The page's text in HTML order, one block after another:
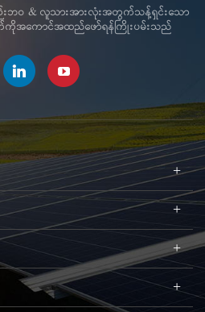
းဘဝ & လူသားအားလုံးအတွက်သန့်ရှင်းသော
ကိုအကောင်အထည်ဖော်ရန်ကြိုးပမ်းသည်